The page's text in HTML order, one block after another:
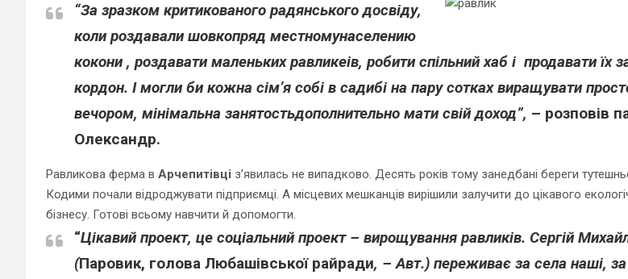
“За зразком критикованого радянського досвіду,
коли роздавали шовкопряд местномунаселению
кокони , роздавати маленьких равликеів, робити спільний хаб і продавати їх
кордон. І могли би кожна сім’я собі в садибі на пару сотках виращувати
вечором, мінімальна занятостьдополнительно мати свій доход”, – розповів
Олександр.
Равликова ферма в Арчепитівці з’явилась не випадково. Десять років тому занедбані береги
Кодими почали відроджувати підприємці. А місцевих мешканців вирішили залучити до цікавого
бізнесу. Готові всьому навчити й допомогти.
“Цікавий проект, це соціальний проект – вирощування равликів. Сергій
(Паровик, голова Любашівської райради, –Авт.) переживає за села наші,